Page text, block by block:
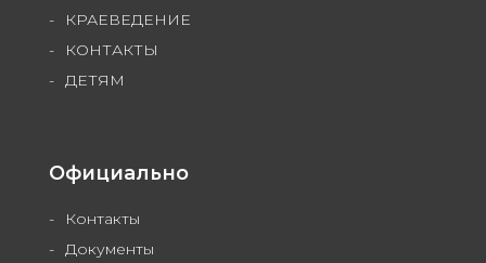
КРАЕВЕДЕНИЕ
КОНТАКТЫ
ДЕТЯМ
Официально
Контакты
Документы